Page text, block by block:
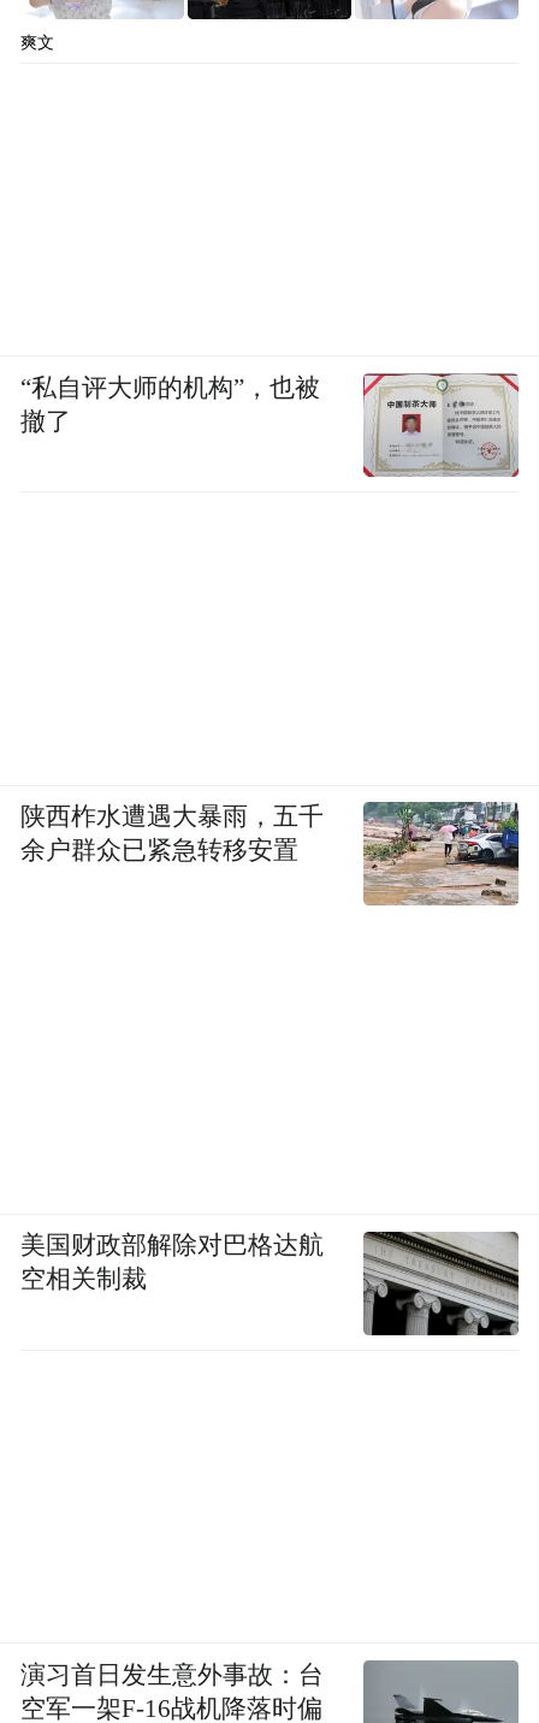
爽文
“私自评大师的机构”，也被
撤了
陕西柞水遭遇大暴雨，五千
余户群众已紧急转移安置
美国财政部解除对巴格达航
空相关制裁
演习首日发生意外事故：台
空军一架F-16战机降落时偏